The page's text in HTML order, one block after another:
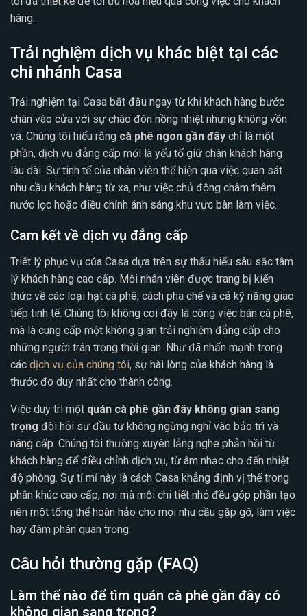
hàng.
Trải nghiệm dịch vụ khác biệt tại các
chi nhánh Casa
Trải nghiệm tại Casa bắt đầu ngay từ khi khách hàng bước
chân vào cửa với sự chào đón nồng nhiệt nhưng không vồn
vã. Chúng tôi hiểu rằng cà phê ngon gần đây chỉ là một
phần, dịch vụ đẳng cấp mới là yếu tố giữ chân khách hàng
lâu dài. Sự tinh tế của nhân viên thể hiện qua việc quan sát
nhu cầu khách hàng từ xa, như việc chủ động châm thêm
nước lọc hoặc điều chỉnh ánh sáng khu vực bàn làm việc.
Cam kết về dịch vụ đẳng cấp
Triết lý phục vụ của Casa dựa trên sự thấu hiểu sâu sắc tâm
lý khách hàng cao cấp. Mỗi nhân viên được trang bị kiến
thức về các loại hạt cà phê, cách pha chế và cả kỹ năng giao
tiếp tinh tế. Chúng tôi không coi đây là công việc bán cà phê,
mà là cung cấp một không gian trải nghiệm đẳng cấp cho
những người trân trọng thời gian. Như đã nhấn mạnh trong
các dịch vụ của chúng tôi, sự hài lòng của khách hàng là
thước đo duy nhất cho thành công.
Việc duy trì một quán cà phê gần đây không gian sang
trọng đòi hỏi sự đầu tư không ngừng nghỉ vào bảo trì và
nâng cấp. Chúng tôi thường xuyên lắng nghe phản hồi từ
khách hàng để điều chỉnh dịch vụ, từ âm nhạc cho đến nhiệt
độ phòng. Sự tỉ mỉ này là cách Casa khẳng định vị thế trong
phân khúc cao cấp, nơi mà mỗi chi tiết nhỏ đều góp phần tạo
nên một tổng thể hoàn hảo cho mọi nhu cầu gặp gỡ, làm việc
hay đàm phán quan trọng.
Câu hỏi thường gặp (FAQ)
Làm thế nào để tìm quán cà phê gần đây có
không gian sang trọng?